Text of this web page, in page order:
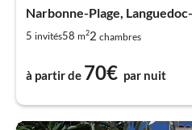
Narbonne-Plage,
5 invités58 m22 chambres
à partir de 70€ par nuit